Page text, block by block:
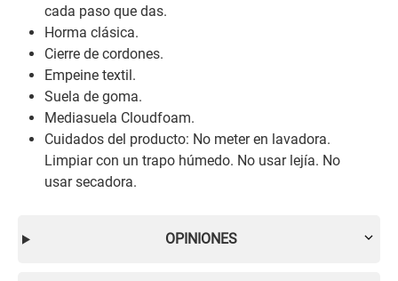
cada paso que das.
Horma clásica.
Cierre de cordones.
Empeine textil.
Suela de goma.
Mediasuela Cloudfoam.
Cuidados del producto: No meter en lavadora.
Limpiar con un trapo húmedo. No usar lejía. No
usar secadora.
OPINIONES